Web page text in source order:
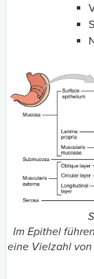
Im Epithel
eine Vielzahl